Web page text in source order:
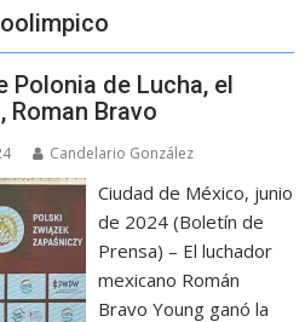
Polonia de Lucha, el
Bravo
Candelario González
Ciudad de México, junio
de 2024 (Boletín de
Prensa) – El luchador
mexicano Román
Bravo Young ganó la